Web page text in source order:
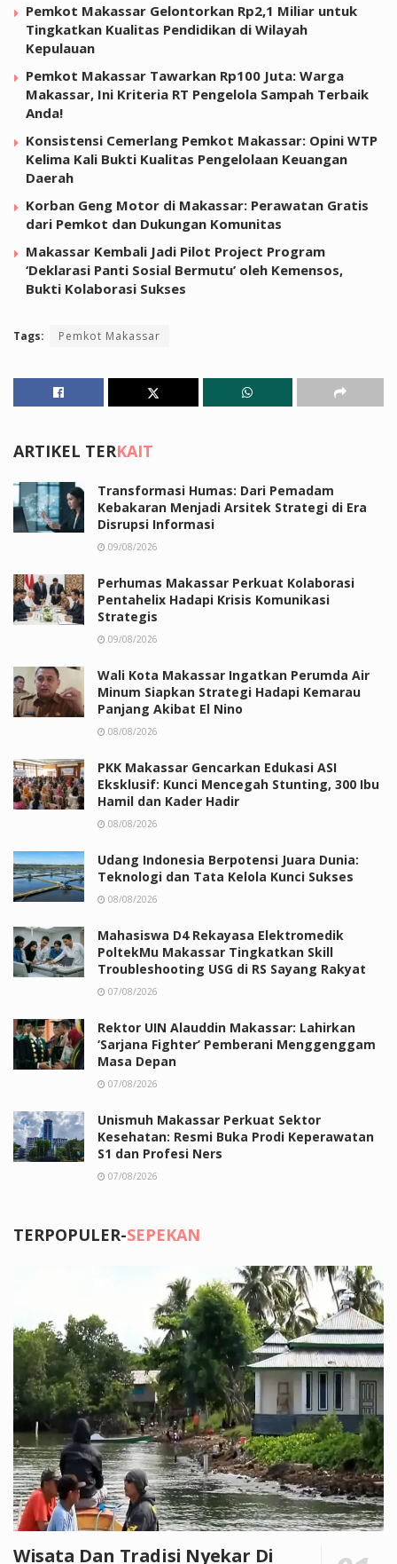
Pemkot Makassar Gelontorkan Rp2,1 Miliar untuk
Tingkatkan Kualitas Pendidikan di Wilayah
Kepulauan
Pemkot Makassar Tawarkan Rp100 Juta: Warga
Makassar, Ini Kriteria RT Pengelola Sampah Terbaik
Anda!
Konsistensi Cemerlang Pemkot Makassar: Opini WTP
Kelima Kali Bukti Kualitas Pengelolaan Keuangan
Daerah
Korban Geng Motor di Makassar: Perawatan Gratis
dari Pemkot dan Dukungan Komunitas
Makassar Kembali Jadi Pilot Project Program
‘Deklarasi Panti Sosial Bermutu’ oleh Kemensos,
Bukti Kolaborasi Sukses
Tags: Pemkot Makassar
ARTIKEL TERKAIT
Transformasi Humas: Dari Pemadam
Kebakaran Menjadi Arsitek Strategi di Era
Disrupsi Informasi
09/08/2026
Perhumas Makassar Perkuat Kolaborasi
Pentahelix Hadapi Krisis Komunikasi
Strategis
09/08/2026
Wali Kota Makassar Ingatkan Perumda Air
Minum Siapkan Strategi Hadapi Kemarau
Panjang Akibat El Nino
08/08/2026
PKK Makassar Gencarkan Edukasi ASI
Eksklusif: Kunci Mencegah Stunting, 300 Ibu
Hamil dan Kader Hadir
08/08/2026
Udang Indonesia Berpotensi Juara Dunia:
Teknologi dan Tata Kelola Kunci Sukses
08/08/2026
Mahasiswa D4 Rekayasa Elektromedik
PoltekMu Makassar Tingkatkan Skill
Troubleshooting USG di RS Sayang Rakyat
07/08/2026
Rektor UIN Alauddin Makassar: Lahirkan
‘Sarjana Fighter’ Pemberani Menggenggam
Masa Depan
07/08/2026
Unismuh Makassar Perkuat Sektor
Kesehatan: Resmi Buka Prodi Keperawatan
S1 dan Profesi Ners
07/08/2026
TERPOPULER-SEPEKAN
Wisata Dan Tradisi Nyekar Di